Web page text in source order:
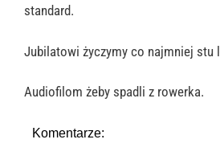
standard.
Jubilatowi życzymy co najmniej stu
Audiofilom żeby spadli z rowerka.
Komentarze: